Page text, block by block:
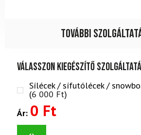
További
Válasszon kiegészítő
Sílécek / sífutólécek /
(6 000 Ft)
Ár: 0 Ft